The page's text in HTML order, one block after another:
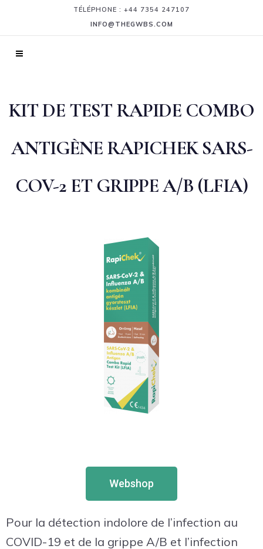
TÉLÉPHONE : +44 7354 247107
INFO@THEGWBS.COM
KIT DE TEST RAPIDE COMBO
ANTIGÈNE RAPICHEK SARS-
COV-2 ET GRIPPE A/B (LFIA)
Webshop
Pour la détection indolore de l’infection au
COVID-19 et de la grippe A/B et l’infection